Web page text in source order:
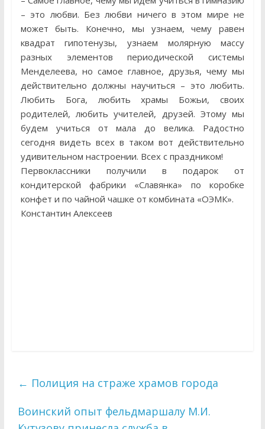
– это любви. Без любви ничего в этом мире не
может быть. Конечно, мы узнаем, чему равен
квадрат гипотенузы, узнаем молярную массу
разных элементов периодической системы
Менделеева, но самое главное, друзья, чему мы
действительно должны научиться – это любить.
Любить Бога, любить храмы Божьи, своих
родителей, любить учителей, друзей. Этому мы
будем учиться от мала до велика. Радостно
сегодня видеть всех в таком вот действительно
удивительном настроении. Всех с праздником!
Первоклассники получили в подарок от
кондитерской фабрики «Славянка» по коробке
конфет и по чайной чашке от комбината «ОЭМК».
Константин Алексеев
← Полиция на страже храмов города
Воинский опыт фельдмаршалу М.И.